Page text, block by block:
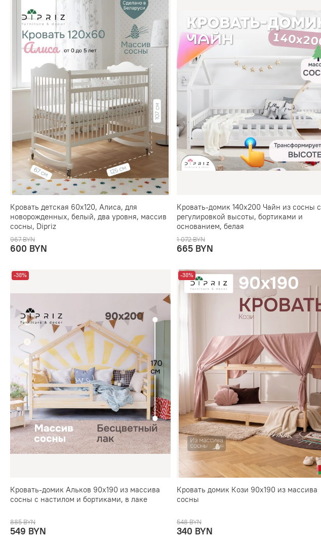
Кровать детская 60х120, Алиса, для
новорожденных, белый, два уровня, массив
сосны, Dipriz
967 BYN
600 BYN
Кровать-домик 140x200 Чайн из сосны с
регулировкой высоты, бортиками и
основанием, белая
1 072 BYN
665 BYN
-38%
Кровать-домик Альков 90х190 из массива
сосны с настилом и бортиками, в лаке
885 BYN
549 BYN
-38%
Кровать домик Кози 90х190 из массива
сосны
548 BYN
340 BYN